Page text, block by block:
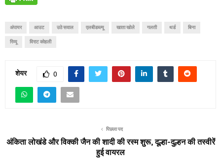
अंपायर आउट उठे सवाल एलबीडब्ल्यू खाता खोले गलती थर्ड बिना
रिव्यू विराट कोहली
शेयर 0
पिछला पद
अंकिता लोखंडे और विक्की जैन की शादी की रस्म शुरू, दूल्हा-दुल्हन की तस्वीरें
हुई वायरल